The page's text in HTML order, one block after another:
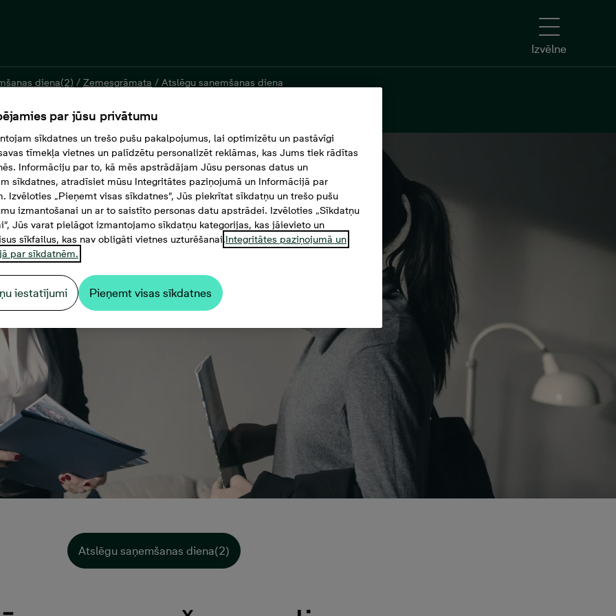
Izvēlne
diena(2) / Zemesgrāmata / Atslēgu saņemšanas diena
Atslēgu saņemšanas diena(2)
par jūsu privātumu
sīkdatnes un trešo pušu pakalpojumus, lai optimizētu un pastāvīgi
tīmekļa vietnes un palīdzētu personalizēt reklāmas, kas Jums tiek rādītas
Informāciju par to, kā mēs apstrādājam Jūsu personas datus un
sīkdatnes, atradīsiet mūsu Integritātes paziņojumā un Informācijā par
Izvēloties „Pieņemt visas sīkdatnes”, Jūs piekrītat sīkdatņu un trešo pušu
izmantošanai un ar to saistīto personas datu apstrādei. Izvēloties „Sīkdatņu
Jūs varat pielāgot izmantojamo sīkdatņu kategorijas, kas jāievieto un
sīkfailus, kas nav obligāti vietnes uzturēšanai.Integritātes paziņojumā un
par sīkdatnēm.
iestatījumi Pieņemt visas sīkdatnes